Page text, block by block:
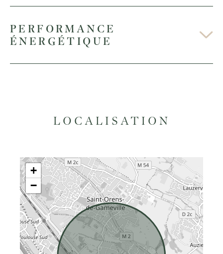
PERFORMANCE
ÉNERGÉTIQUE
LOCALISATION
+
−